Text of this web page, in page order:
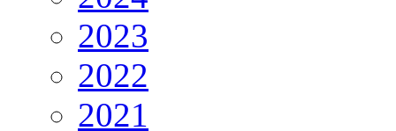
2023
2022
2021